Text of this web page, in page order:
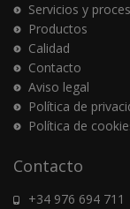
Servicios y
Productos
Calidad
Contacto
Aviso legal
Política de
Política de
Contacto
+34 976 694 711